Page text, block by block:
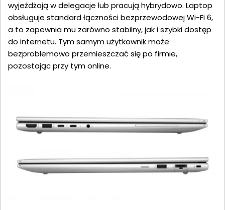
wyjeżdżają w delegacje lub pracują hybrydowo. Laptop
obsługuje standard łączności bezprzewodowej Wi-Fi 6,
a to zapewnia mu zarówno stabilny, jak i szybki dostęp
do internetu. Tym samym użytkownik może
bezproblemowo przemieszczać się po firmie,
pozostając przy tym online.